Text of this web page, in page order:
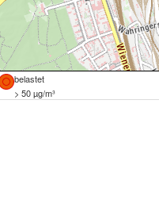
belastet
> 50 µg/m³